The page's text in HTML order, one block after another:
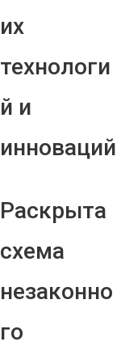
их
технологи
й и
инноваций
Раскрыта
схема
незаконно
го